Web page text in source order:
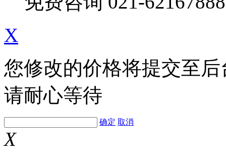
X
您修改的价格将提交至
请耐心等待
确定 取消
X